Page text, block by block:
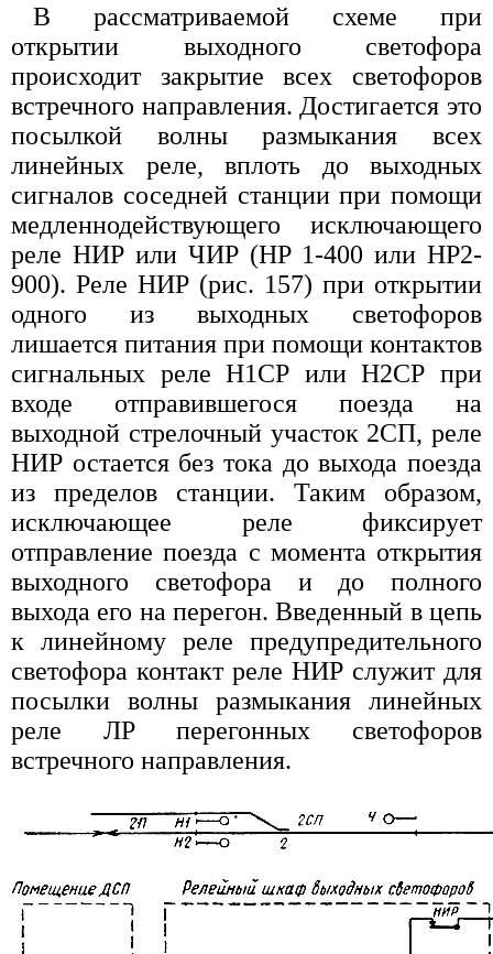
В рассматриваемой схеме при
открытии выходного светофора
происходит закрытие всех светофоров
встречного направления. Достигается это
посылкой волны размыкания всех
линейных реле, вплоть до выходных
сигналов соседней станции при помощи
медленнодействующего исключающего
реле НИР или ЧИР (HP 1-400 или НР2-
900). Реле НИР (рис. 157) при открытии
одного из выходных светофоров
лишается питания при помощи контактов
сигнальных реле Н1СР или Н2СР при
входе отправившегося поезда на
выходной стрелочный участок 2СП, реле
НИР остается без тока до выхода поезда
из пределов станции. Таким образом,
исключающее реле фиксирует
отправление поезда с момента открытия
выходного светофора и до полного
выхода его на перегон. Введенный в цепь
к линейному реле предупредительного
светофора контакт реле НИР служит для
посылки волны размыкания линейных
реле ЛР перегонных светофоров
встречного направления.